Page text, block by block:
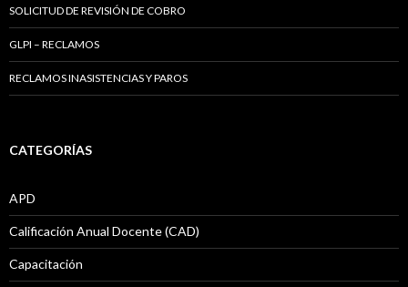
SOLICITUD DE REVISIÓN DE COBRO
GLPI – RECLAMOS
RECLAMOS INASISTENCIAS Y PAROS
CATEGORÍAS
APD
Calificación Anual Docente (CAD)
Capacitación